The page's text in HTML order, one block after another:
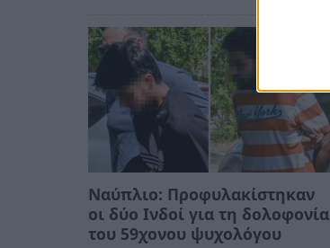
Ναύπλιο: Προφυλακίστηκαν
οι δύο Ινδοί για τη δολοφονία
του 59χονου ψυχολόγου